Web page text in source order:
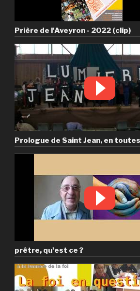
Prière de l'Aveyron - 2022 (clip)
Prologue de Saint Jean, en
prêtre, qu'est ce ?